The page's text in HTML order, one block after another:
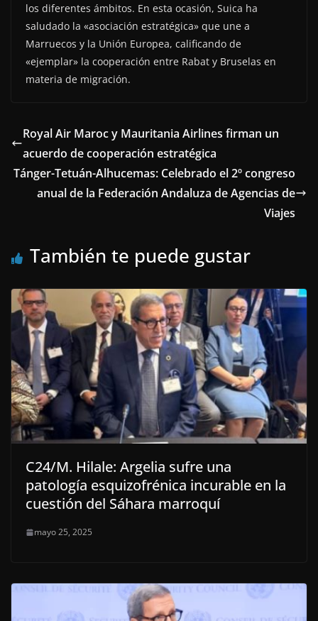
los diferentes ámbitos. En esta ocasión, Suica ha
saludado la «asociación estratégica» que une a
Marruecos y la Unión Europea, calificando de
«ejemplar» la cooperación entre Rabat y Bruselas en
materia de migración.
Royal Air Maroc y Mauritania Airlines firman un
acuerdo de cooperación estratégica
Tánger-Tetuán-Alhucemas: Celebrado el 2º congreso
anual de la Federación Andaluza de Agencias de
Viajes
También te puede gustar
C24/M. Hilale: Argelia sufre una
patología esquizofrénica incurable en la
cuestión del Sáhara marroquí
mayo 25, 2025